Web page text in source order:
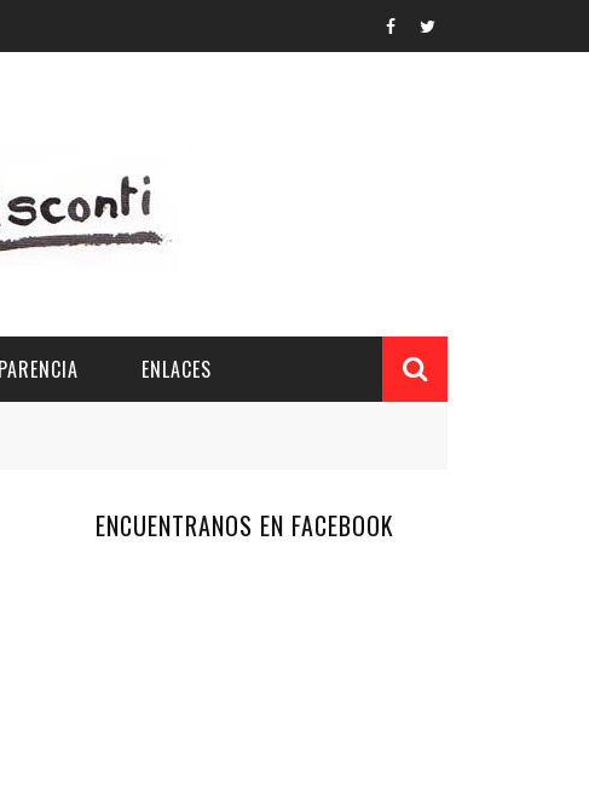
Y PROVINCIAL
Y ACUERDOS DEL PATRONATO
Y CUENTAS ANUALES
DE INTERÉS
ENLACES
ENCUENTRANOS EN FACEBOOK